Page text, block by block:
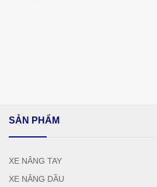
SẢN PHẨM
XE NÂNG TAY
XE NÂNG DẦU